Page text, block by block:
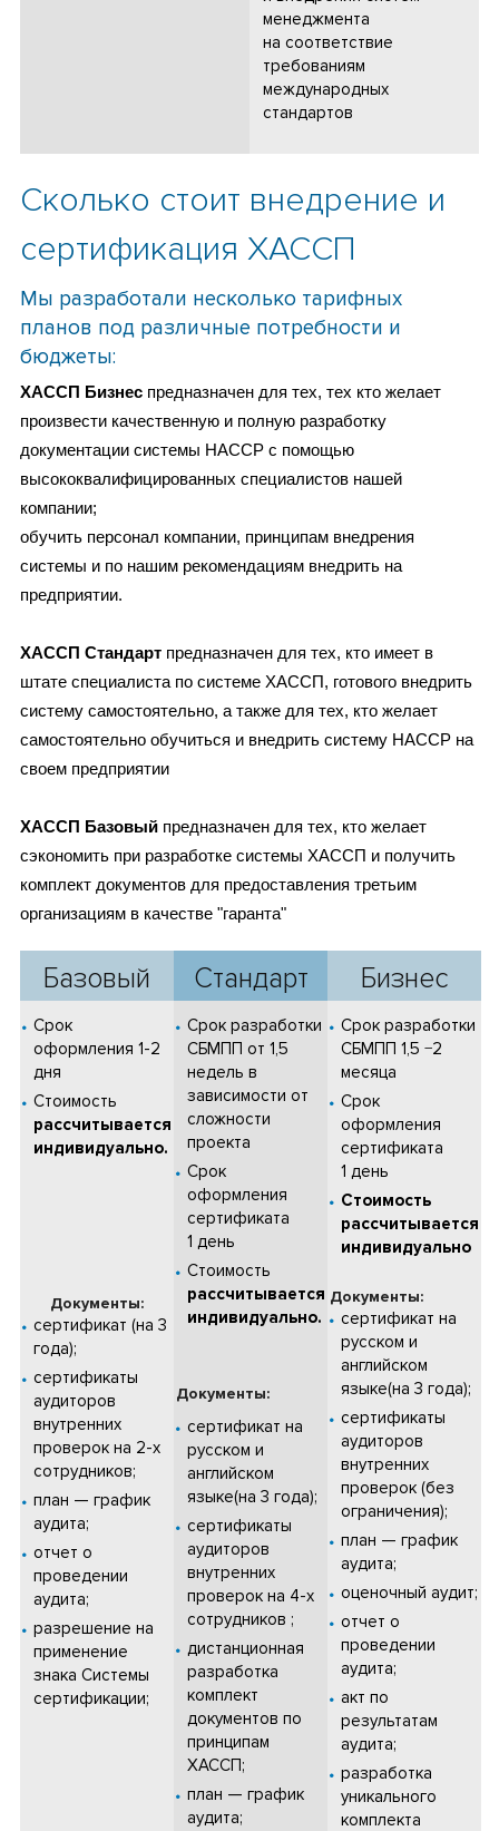
менеджмента
на соответствие
требованиям
международных
стандартов
Сколько стоит внедрение и
сертификация ХАССП
Мы разработали несколько тарифных
планов под различные потребности и
бюджеты:
ХАССП Бизнес предназначен для тех, тех кто желает
произвести качественную и полную разработку
документации системы HACCP с помощью
высококвалифицированных специалистов нашей
компании;
обучить персонал компании, принципам внедрения
системы и по нашим рекомендациям внедрить на
предприятии.
ХАССП Стандарт предназначен для тех, кто имеет в
штате специалиста по системе ХАССП, готового внедрить
систему самостоятельно, а также для тех, кто желает
самостоятельно обучиться и внедрить систему HACCP на
своем предприятии
ХАССП Базовый предназначен для тех, кто желает
сэкономить при разработке системы ХАССП и получить
комплект документов для предоставления третьим
организациям в качестве "гаранта"
Базовый Стандарт Бизнес
Срок
оформления 1-2
дня
Стоимость
рассчитывается
индивидуально.
Документы:
сертификат (на 3
года);
сертификаты
аудиторов
внутренних
проверок на 2-х
сотрудников;
план — график
аудита;
отчет о
проведении
аудита;
разрешение на
применение
знака Системы
сертификации;
Срок разработки
СБМПП от 1,5
недель в
зависимости от
сложности
проекта
Срок
оформления
сертификата
1 день
Стоимость
рассчитывается
индивидуально.
Документы:
сертификат на
русском и
английском
языке(на 3 года);
сертификаты
аудиторов
внутренних
проверок на 4-х
сотрудников ;
дистанционная
разработка
комплект
документов по
принципам
ХАССП;
план — график
аудита;
Срок разработки
СБМПП 1,5 −2
месяца
Срок
оформления
сертификата
1 день
Стоимость
рассчитывается
индивидуально
Документы:
сертификат на
русском и
английском
языке(на 3 года);
сертификаты
аудиторов
внутренних
проверок (без
ограничения);
план — график
аудита;
оценочный аудит;
отчет о
проведении
аудита;
акт по
результатам
аудита;
разработка
уникального
комплекта